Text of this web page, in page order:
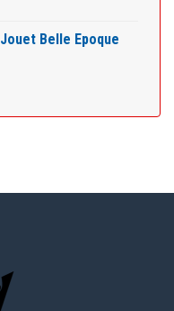
Belle Epoque